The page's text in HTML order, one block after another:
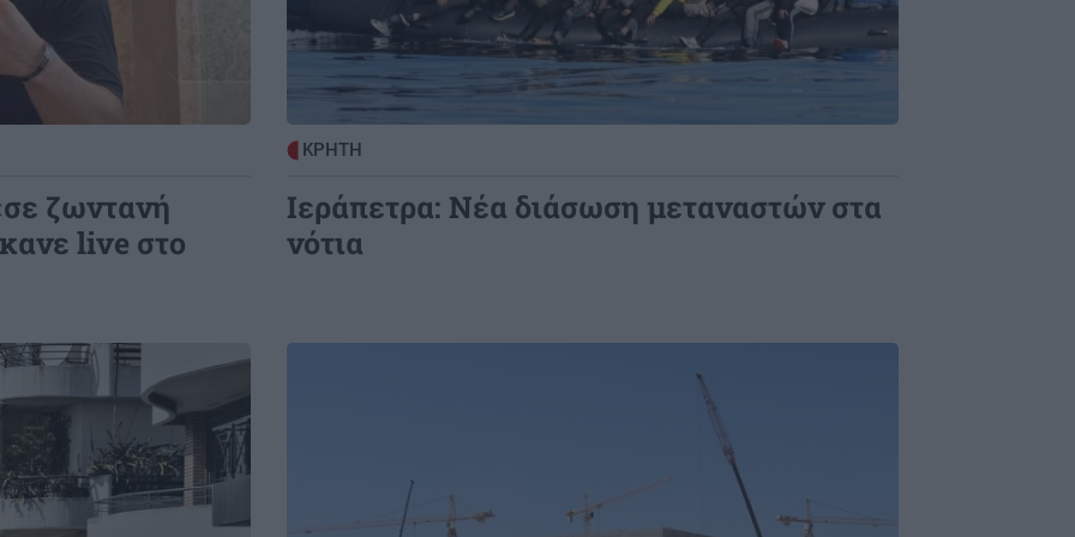
Κυψέλη: «Την είδα πεσμένη στο
μπάνιο… δεν απαντούσε», λέει ο
26χρονος που αρνείται ότι σκότωσε
ξημερώματα στην Πρέβεζα
ζωντανή
live στο
ΚΡΗΤΗ
Ιεράπετρα: Νέα διάσωση μεταναστών στα
νότια